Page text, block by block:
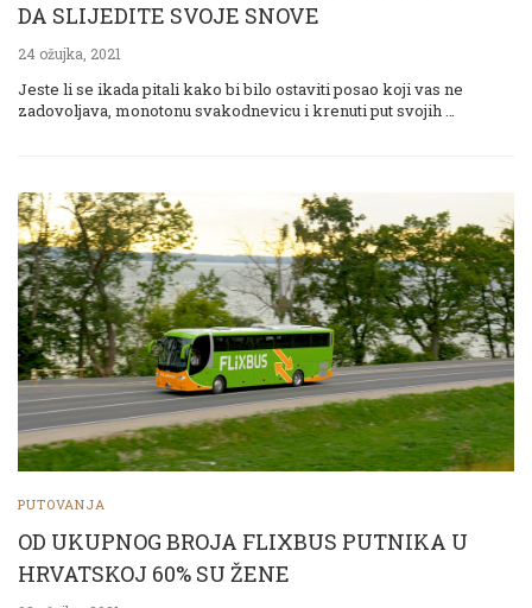
DA SLIJEDITE SVOJE SNOVE
24 ožujka, 2021
Jeste li se ikada pitali kako bi bilo ostaviti posao koji vas ne
zadovoljava, monotonu svakodnevicu i krenuti put svojih …
PUTOVANJA
OD UKUPNOG BROJA FLIXBUS PUTNIKA U
HRVATSKOJ 60% SU ŽENE